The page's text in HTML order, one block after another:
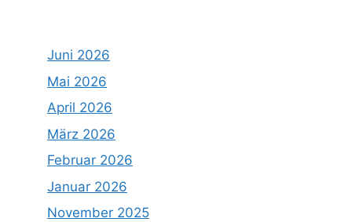
Juni 2026
Mai 2026
April 2026
März 2026
Februar 2026
Januar 2026
November 2025